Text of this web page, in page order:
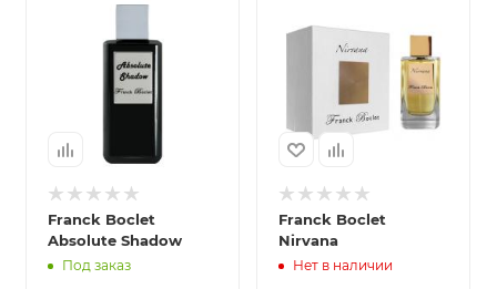
Franck Boclet
Absolute Shadow
Под заказ
Franck Boclet
Nirvana
Нет в наличии